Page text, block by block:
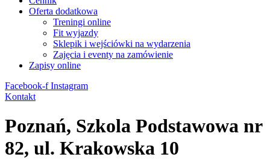
Oferta dodatkowa
Treningi online
Fit wyjazdy
Sklepik i wejściówki na wydarzenia
Zajęcia i eventy na zamówienie
Zapisy online
Facebook-f Instagram
Kontakt
Poznań, Szkola Podstawowa nr
82, ul. Krakowska 10